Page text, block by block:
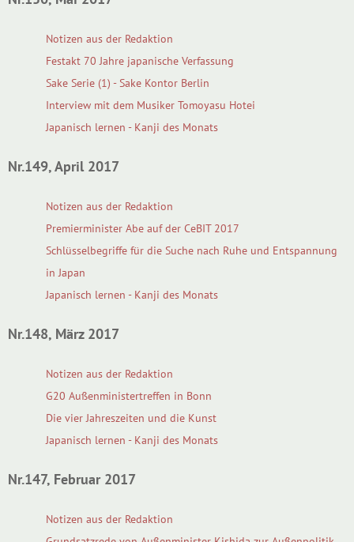
Notizen aus der Redaktion
Festakt 70 Jahre japanische Verfassung
Sake Serie (1) - Sake Kontor Berlin
Interview mit dem Musiker Tomoyasu Hotei
Japanisch lernen - Kanji des Monats
Nr.149, April 2017
Notizen aus der Redaktion
Premierminister Abe auf der CeBIT 2017
Schlüsselbegriffe für die Suche nach Ruhe und Entspannung
in Japan
Japanisch lernen - Kanji des Monats
Nr.148, März 2017
Notizen aus der Redaktion
G20 Außenministertreffen in Bonn
Die vier Jahreszeiten und die Kunst
Japanisch lernen - Kanji des Monats
Nr.147, Februar 2017
Notizen aus der Redaktion